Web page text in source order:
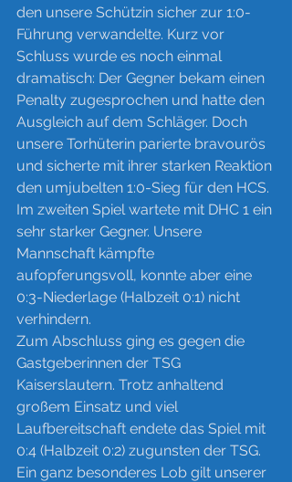
den unsere Schützin sicher zur 1:0-
Führung verwandelte. Kurz vor
Schluss wurde es noch einmal
dramatisch: Der Gegner bekam einen
Penalty zugesprochen und hatte den
Ausgleich auf dem Schläger. Doch
unsere Torhüterin parierte bravourös
und sicherte mit ihrer starken Reaktion
den umjubelten 1:0-Sieg für den HCS.
Im zweiten Spiel wartete mit DHC 1 ein
sehr starker Gegner. Unsere
Mannschaft kämpfte
aufopferungsvoll, konnte aber eine
0:3-Niederlage (Halbzeit 0:1) nicht
verhindern.
Zum Abschluss ging es gegen die
Gastgeberinnen der TSG
Kaiserslautern. Trotz anhaltend
großem Einsatz und viel
Laufbereitschaft endete das Spiel mit
0:4 (Halbzeit 0:2) zugunsten der TSG.
Ein ganz besonderes Lob gilt unserer